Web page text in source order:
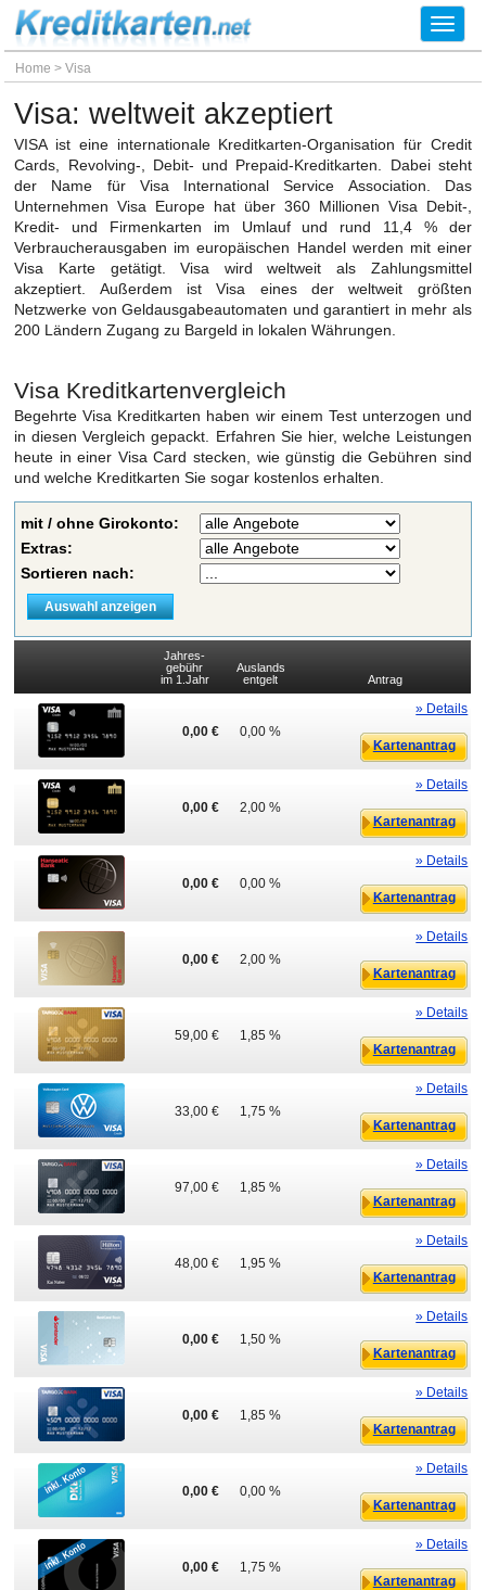
Home >Visa
Visa: weltweit akzeptiert
VISA ist eine internationale Kreditkarten-Organisation für Credit
Cards, Revolving-, Debit- und Prepaid-Kreditkarten. Dabei steht
der Name für Visa International Service Association. Das
Unternehmen Visa Europe hat über 360 Millionen Visa Debit-,
Kredit- und Firmenkarten im Umlauf und rund 11,4 % der
Verbraucherausgaben im europäischen Handel werden mit einer
Visa Karte getätigt. Visa wird weltweit als Zahlungsmittel
akzeptiert. Außerdem ist Visa eines der weltweit größten
Netzwerke von Geldausgabeautomaten und garantiert in mehr als
200 Ländern Zugang zu Bargeld in lokalen Währungen.
Visa Kreditkartenvergleich
Begehrte Visa Kreditkarten haben wir einem Test unterzogen und
in diesen Vergleich gepackt. Erfahren Sie hier, welche Leistungen
heute in einer Visa Card stecken, wie günstig die Gebühren sind
und welche Kreditkarten Sie sogar kostenlos erhalten.
mit / ohne Girokonto:
Extras:
Sortieren nach:
Jahres-
gebühr
im 1.Jahr
Auslands
entgelt
Antrag
0,00 € 0,00 %
» Details
Kartenantrag
0,00 € 2,00 %
» Details
Kartenantrag
0,00 € 0,00 %
» Details
Kartenantrag
0,00 € 2,00 %
» Details
Kartenantrag
59,00 € 1,85 %
» Details
Kartenantrag
33,00 € 1,75 %
» Details
Kartenantrag
97,00 € 1,85 %
» Details
Kartenantrag
48,00 € 1,95 %
» Details
Kartenantrag
0,00 € 1,50 %
» Details
Kartenantrag
0,00 € 1,85 %
» Details
Kartenantrag
0,00 € 0,00 %
» Details
Kartenantrag
0,00 € 1,75 %
» Details
Kartenantrag